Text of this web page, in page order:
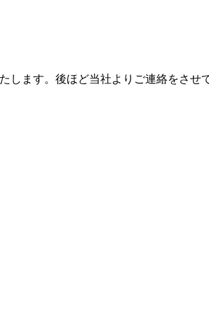
します。後ほど当社よりご連絡をさせ